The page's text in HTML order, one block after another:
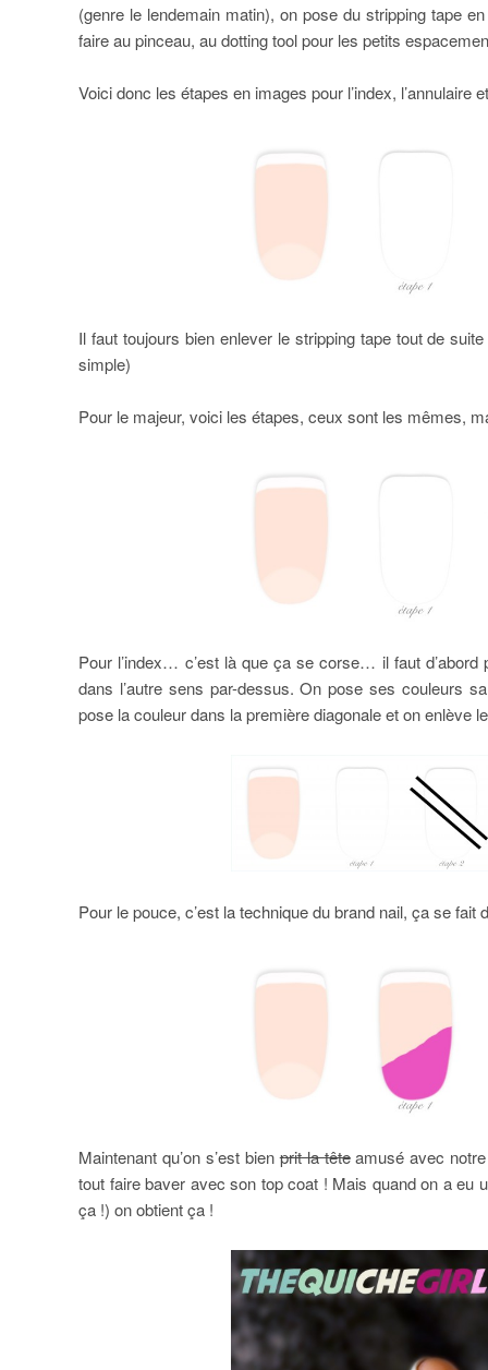
(genre le lendemain matin), on pose du stripping tape
faire au pinceau, au dotting tool pour les petits
Voici donc les étapes en images pour l’index, l’annulaire
Il faut toujours bien enlever le stripping tape tout de
simple)
Pour le majeur, voici les étapes, ceux sont les mêmes,
Pour l’index… c’est là que ça se corse… il faut
dans l’autre sens par-dessus. On pose ses couleurs
pose la couleur dans la première diagonale et on enlève
Pour le pouce, c’est la technique du brand nail, ça se
Maintenant qu’on s’est bienprit la têteamusé avec notre
tout faire baver avec son top coat ! Mais quand on a eu
ça !) on obtient ça !